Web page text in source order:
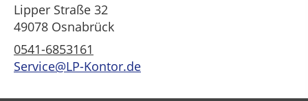
Lipper Straße 32
49078 Osnabrück
0541-6853161
Service@LP-Kontor.de